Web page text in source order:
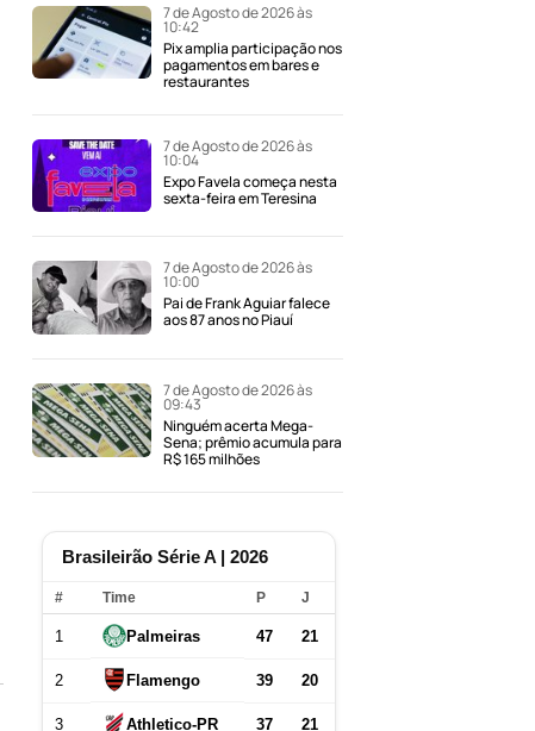
7 de Agosto de 2026 às
10:42
Pix amplia participação nos
pagamentos em bares e
restaurantes
7 de Agosto de 2026 às
10:04
Expo Favela começa nesta
sexta-feira em Teresina
7 de Agosto de 2026 às
10:00
Pai de Frank Aguiar falece
aos 87 anos no Piauí
7 de Agosto de 2026 às
09:43
Ninguém acerta Mega-
Sena; prêmio acumula para
R$ 165 milhões